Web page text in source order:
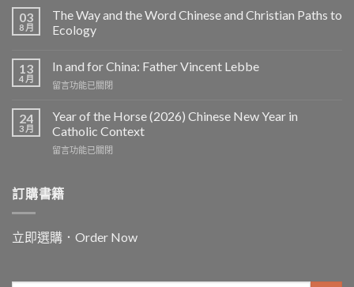
03
8 月
The Way and the Word Chinese and Christian Paths to
Ecology
13
4 月
In and for China: Father Vincent Lebbe
在
and
China:
Father
中
留言功能已關閉
24
3 月
Year of the Horse (2026) Chinese New Year in
Catholic Context
在
the
Horse
Chinese
New
Catholic
留言功能已關閉
訂購書籍
立即選購．Order Now